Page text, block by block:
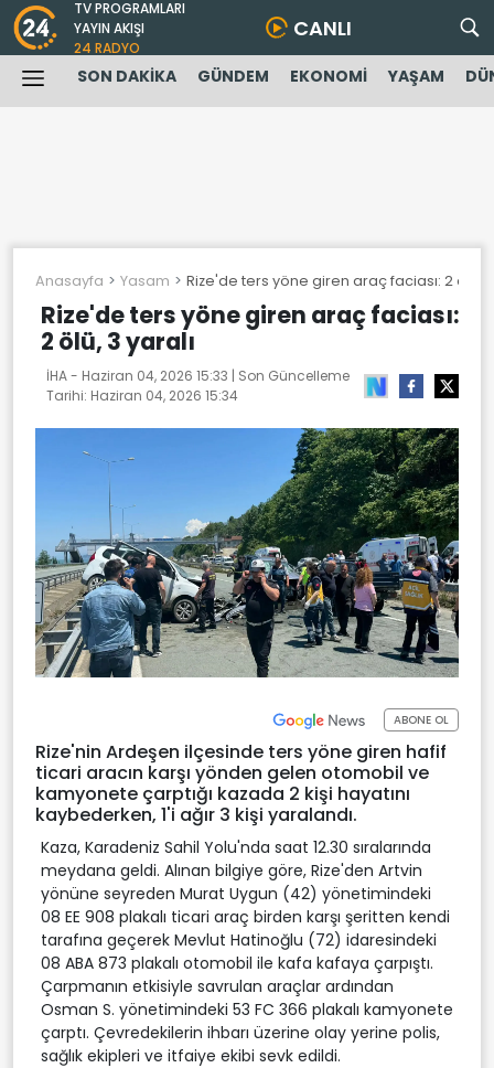
TV PROGRAMLARI
YAYIN AKIŞI
24 RADYO
CANLI
SON DAKİKA GÜNDEM EKONOMİ YAŞAM
Anasayfa Yasam Rize'de ters yöne giren araç faciası: 2 ölü,
Rize'de ters yöne giren araç faciası:
2 ölü, 3 yaralı
İHA - Haziran 04, 2026 15:33 | Son Güncelleme
Tarihi: Haziran 04, 2026 15:34
ABONE OL
Rize'nin Ardeşen ilçesinde ters yöne giren hafif
ticari aracın karşı yönden gelen otomobil ve
kamyonete çarptığı kazada 2 kişi hayatını
kaybederken, 1'i ağır 3 kişi yaralandı.
Kaza, Karadeniz Sahil Yolu'nda saat 12.30 sıralarında
meydana geldi. Alınan bilgiye göre, Rize'den Artvin
yönüne seyreden Murat Uygun (42) yönetimindeki
08 EE 908 plakalı ticari araç birden karşı şeritten kendi
tarafına geçerek Mevlut Hatinoğlu (72) idaresindeki
08 ABA 873 plakalı otomobil ile kafa kafaya çarpıştı.
Çarpmanın etkisiyle savrulan araçlar ardından
Osman S. yönetimindeki 53 FC 366 plakalı kamyonete
çarptı. Çevredekilerin ihbarı üzerine olay yerine polis,
sağlık ekipleri ve itfaiye ekibi sevk edildi.